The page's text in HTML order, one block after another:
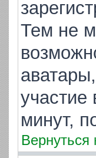
Тем не
участие
минут,
Вернуться